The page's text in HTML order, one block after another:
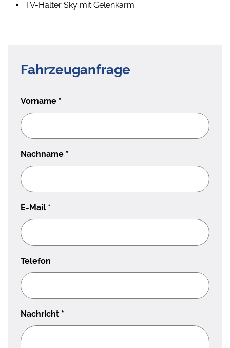
TV-Halter Sky mit Gelenkarm
Fahrzeuganfrage
Vorname *
Nachname *
E-Mail *
Telefon
Nachricht *